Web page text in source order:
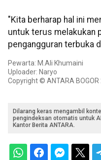
"Kita berharap hal ini
untuk terus melakukan
pengangguran terbuka
Pewarta: M.Ali Khumaini
Uploader: Naryo
Copyright © ANTARA BOGOR
Dilarang keras mengambil
pengindeksan otomatis untuk
Kantor Berita ANTARA.